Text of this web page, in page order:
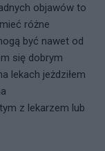
objawów to
różne
być nawet od
się dobrym
lekach jeżdziłem
z lekarzem lub